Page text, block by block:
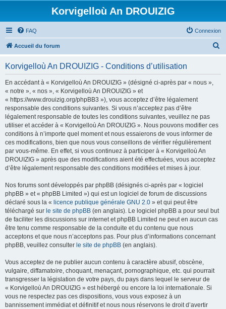
Korvigelloù An DROUIZIG
FAQ Connexion
Accueil du forum
Korvigelloù An DROUIZIG - Conditions d’utilisation
En accédant à « Korvigelloù An DROUIZIG » (désigné ci-après par « nous »,
« notre », « nos », « Korvigelloù An DROUIZIG » et
« https://www.drouizig.org/phpBB3 »), vous acceptez d’être légalement
responsable des conditions suivantes. Si vous n’acceptez pas d’être
légalement responsable de toutes les conditions suivantes, veuillez ne pas
utiliser et accéder à « Korvigelloù An DROUIZIG ». Nous pouvons modifier ces
conditions à n’importe quel moment et nous essaierons de vous informer de
ces modifications, bien que nous vous conseillons de vérifier régulièrement
par vous-même. En effet, si vous continuez à participer à « Korvigelloù An
DROUIZIG » après que des modifications aient été effectuées, vous acceptez
d’être légalement responsable des conditions modifiées et mises à jour.
Nos forums sont développés par phpBB (désignés ci-après par « logiciel
phpBB » et « phpBB Limited ») qui est un logiciel de forum de discussions
déclaré sous la « licence publique générale GNU 2.0 » et qui peut être
téléchargé sur le site de phpBB (en anglais). Le logiciel phpBB a pour seul but
de faciliter les discussions sur internet et phpBB Limited ne peut en aucun cas
être tenu comme responsable de la conduite et du contenu que nous
acceptons et que nous n’acceptons pas. Pour plus d’informations concernant
phpBB, veuillez consulter le site de phpBB (en anglais).
Vous acceptez de ne publier aucun contenu à caractère abusif, obscène,
vulgaire, diffamatoire, choquant, menaçant, pornographique, etc. qui pourrait
transgresser la législation de votre pays, du pays dans lequel le serveur de
« Korvigelloù An DROUIZIG » est hébergé ou encore la loi internationale. Si
vous ne respectez pas ces dispositions, vous vous exposez à un
bannissement immédiat et définitif et nous nous réservons le droit d’avertir